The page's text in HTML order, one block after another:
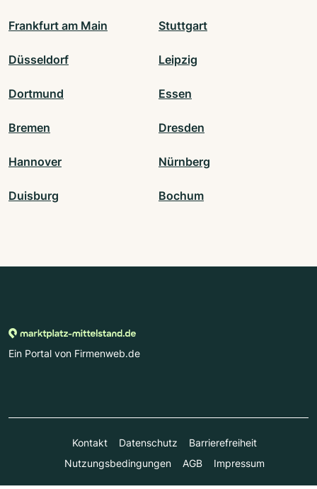
Frankfurt am Main Stuttgart
Düsseldorf Leipzig
Dortmund Essen
Bremen Dresden
Hannover Nürnberg
Duisburg Bochum
Ein Portal von Firmenweb.de
Kontakt Datenschutz
Barrierefreiheit
Nutzungsbedingungen
AGB Impressum